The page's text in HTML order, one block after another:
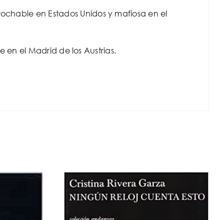
en Estados Unidos y mafiosa en el
en el Madrid de los Austrias.